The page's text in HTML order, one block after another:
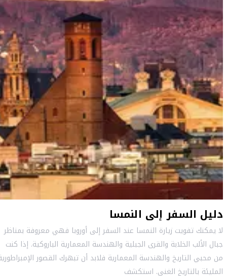
دليل السفر إلى النمسا
لا يمكنك تفويت زيارة النمسا عند السفر إلى أوروبا فهي معروفة بمناظر
جبال الألب الخلابة والقرى الجبلية والهندسة المعمارية الباروكية. إذا كنت
من محبي التاريخ والهندسة المعمارية فلابد أن تبهرك القصور
المليئة بالتاريخ الغني. استكشف